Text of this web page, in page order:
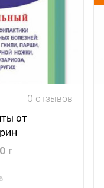
0 отзывов
от
г